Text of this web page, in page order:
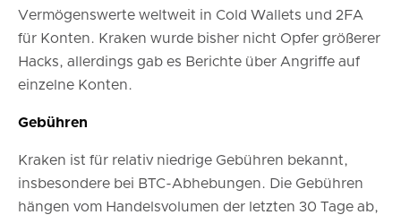
Vermögenswerte weltweit in Cold Wallets und 2FA
für Konten. Kraken wurde bisher nicht Opfer größerer
Hacks, allerdings gab es Berichte über Angriffe auf
einzelne Konten.
Gebühren
Kraken ist für relativ niedrige Gebühren bekannt,
insbesondere bei BTC-Abhebungen. Die Gebühren
hängen vom Handelsvolumen der letzten 30 Tage ab,